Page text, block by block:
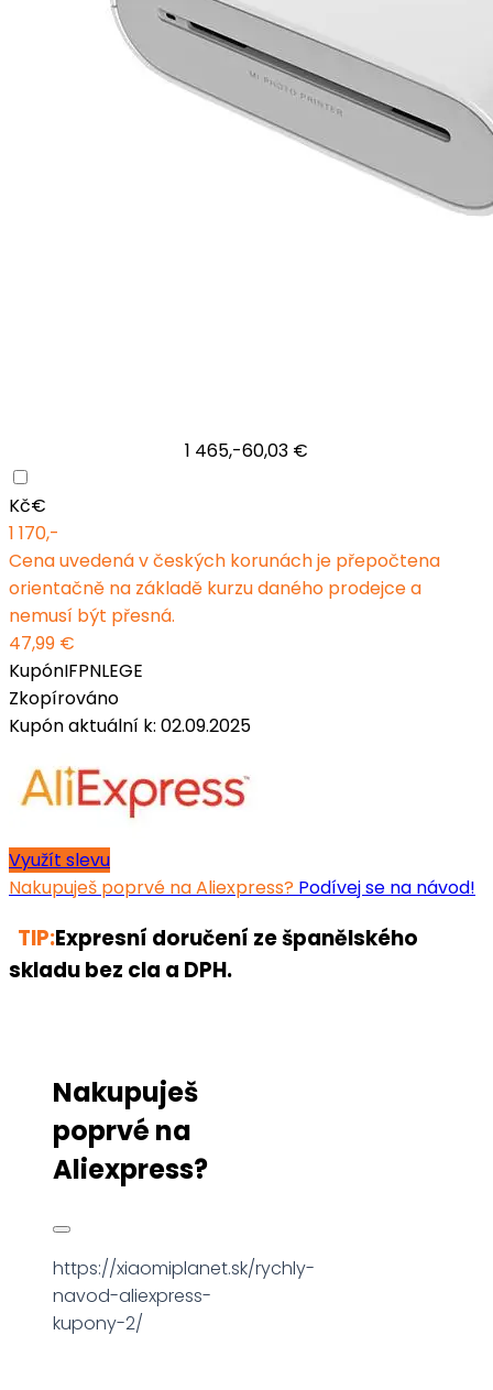
1 465,-60,03 €
Kč€
1 170,-
Cena uvedená v českých korunách je přepočtena
orientačně na základě kurzu daného prodejce a
nemusí být přesná.
47,99 €
KupónIFPNLEGE
Zkopírováno
Kupón aktuální k: 02.09.2025
Využít slevu
Nakupuješ poprvé na Aliexpress? Podívej se na návod!
TIP:Expresní doručení ze španělského
skladu bez cla a DPH.
Nakupuješ
poprvé na
Aliexpress?
https://xiaomiplanet.sk/rychly-
navod-aliexpress-
kupony-2/